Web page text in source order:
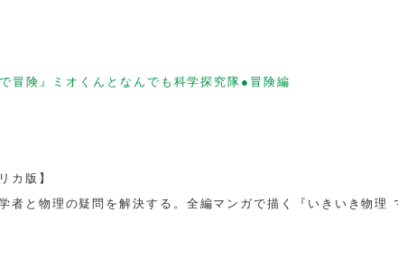
冒険』ミオくんとなんでも科学探究隊●冒険編
カ版】
者と物理の疑問を解決する。全編マンガで描く『いきいき物理